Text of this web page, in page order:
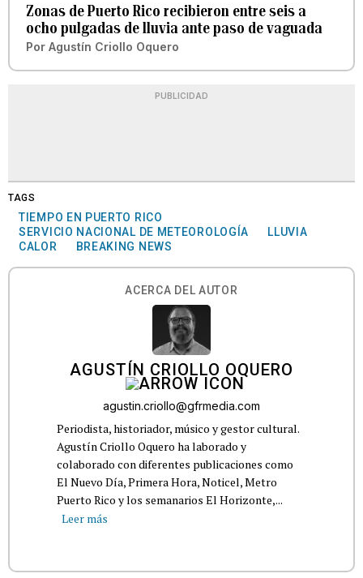
Zonas de Puerto Rico recibieron entre seis a
ocho pulgadas de lluvia ante paso de vaguada
Por Agustín Criollo Oquero
PUBLICIDAD
TAGS
TIEMPO EN PUERTO RICO
SERVICIO NACIONAL DE METEOROLOGÍA
LLUVIA
CALOR
BREAKING NEWS
ACERCA DEL AUTOR
AGUSTÍN CRIOLLO OQUERO
agustin.criollo@gfrmedia.com
Periodista, historiador, músico y gestor cultural.
Agustín Criollo Oquero ha laborado y
colaborado con diferentes publicaciones como
El Nuevo Día, Primera Hora, Noticel, Metro
Puerto Rico y los semanarios El Horizonte,...
Leer más